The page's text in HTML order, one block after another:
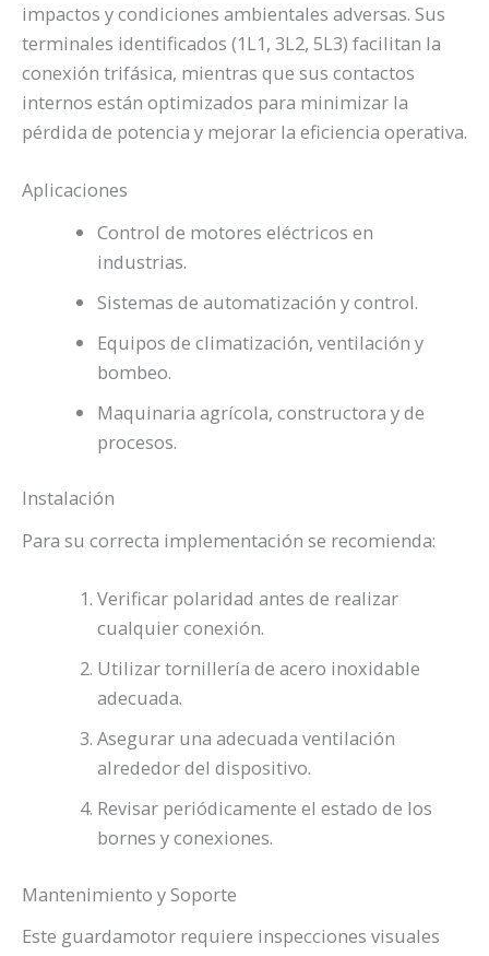
impactos y condiciones ambientales adversas. Sus
terminales identificados (1L1, 3L2, 5L3) facilitan la
conexión trifásica, mientras que sus contactos
internos están optimizados para minimizar la
pérdida de potencia y mejorar la eficiencia operativa.
Aplicaciones
Control de motores eléctricos en
industrias.
Sistemas de automatización y control.
Equipos de climatización, ventilación y
bombeo.
Maquinaria agrícola, constructora y de
procesos.
Instalación
Para su correcta implementación se recomienda:
Verificar polaridad antes de realizar
cualquier conexión.
Utilizar tornillería de acero inoxidable
adecuada.
Asegurar una adecuada ventilación
alrededor del dispositivo.
Revisar periódicamente el estado de los
bornes y conexiones.
Mantenimiento y Soporte
Este guardamotor requiere inspecciones visuales